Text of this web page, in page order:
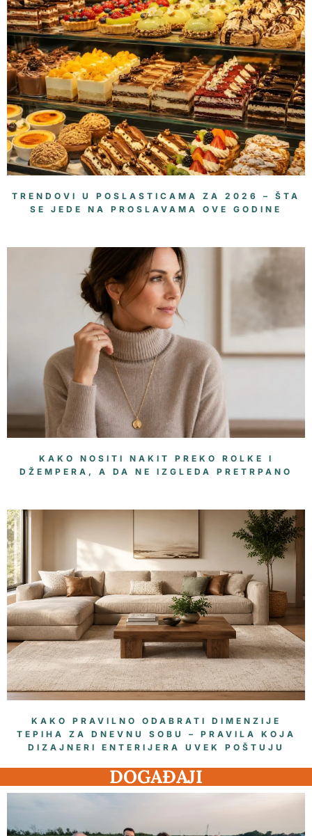
TRENDOVI U POSLASTICAMA ZA 2026 – ŠTA
SE JEDE NA PROSLAVAMA OVE GODINE
KAKO NOSITI NAKIT PREKO ROLKE I
DŽEMPERA, A DA NE IZGLEDA PRETRPANO
KAKO PRAVILNO ODABRATI DIMENZIJE
TEPIHA ZA DNEVNU SOBU – PRAVILA KOJA
DIZAJNERI ENTERIJERA UVEK POŠTUJU
DOGAĐAJI